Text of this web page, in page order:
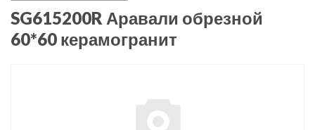
SG615200R Аравали обрезной
60*60 керамогранит